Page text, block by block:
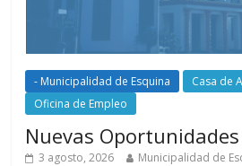
- Municipalidad de Esquina
Casa de
Oficina de Empleo
Nuevas Oportunidades
3 agosto, 2026 Municipalidad de